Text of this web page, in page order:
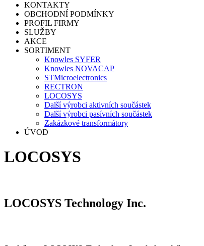
KONTAKTY
OBCHODNÍ PODMÍNKY
PROFIL FIRMY
SLUŽBY
AKCE
SORTIMENT
Knowles SYFER
Knowles NOVACAP
STMicroelectronics
RECTRON
LOCOSYS
Další výrobci aktivních součástek
Další výrobci pasívních součástek
Zakázkové transformátory
ÚVOD
LOCOSYS
LOCOSYS Technology Inc.